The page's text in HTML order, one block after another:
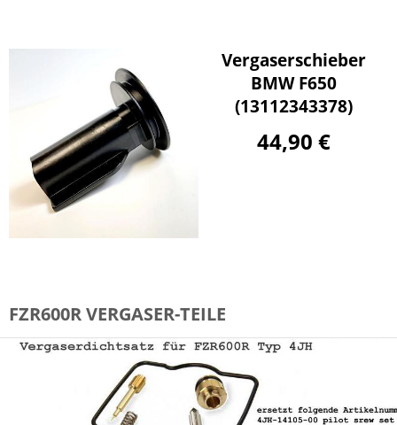
Vergaserschieber
BMW F650
(13112343378)
44,90 €
FZR600R VERGASER-TEILE